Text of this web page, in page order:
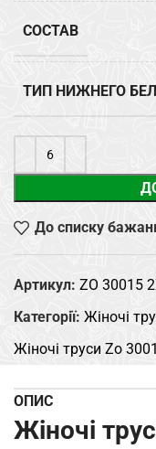
СОСТАВ
ТИП НИЖНЕГО
До списку
Артикул: ZO 30015
Категорії: Жіночі
Жіночі труси Zo
ОПИС
Жіночі